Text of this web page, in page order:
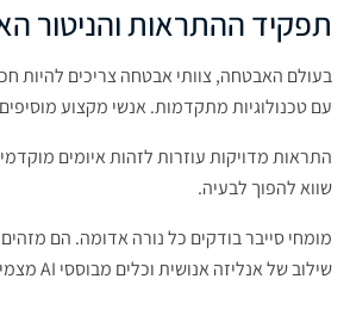
תפקיד ההתראות והניטור
בעולם האבטחה, צוותי אבטחה צריכים להיות
עם טכנולוגיות מתקדמות. אנשי מקצוע
התראות מדויקות עוזרות לזהות איומים
שווא להפוך לבעיה.
מומחי סייבר בודקים כל נורה אדומה. הם
שילוב של אנליזה אנושית וכלים מבוססי AI מצמיח תגובה יעילה.